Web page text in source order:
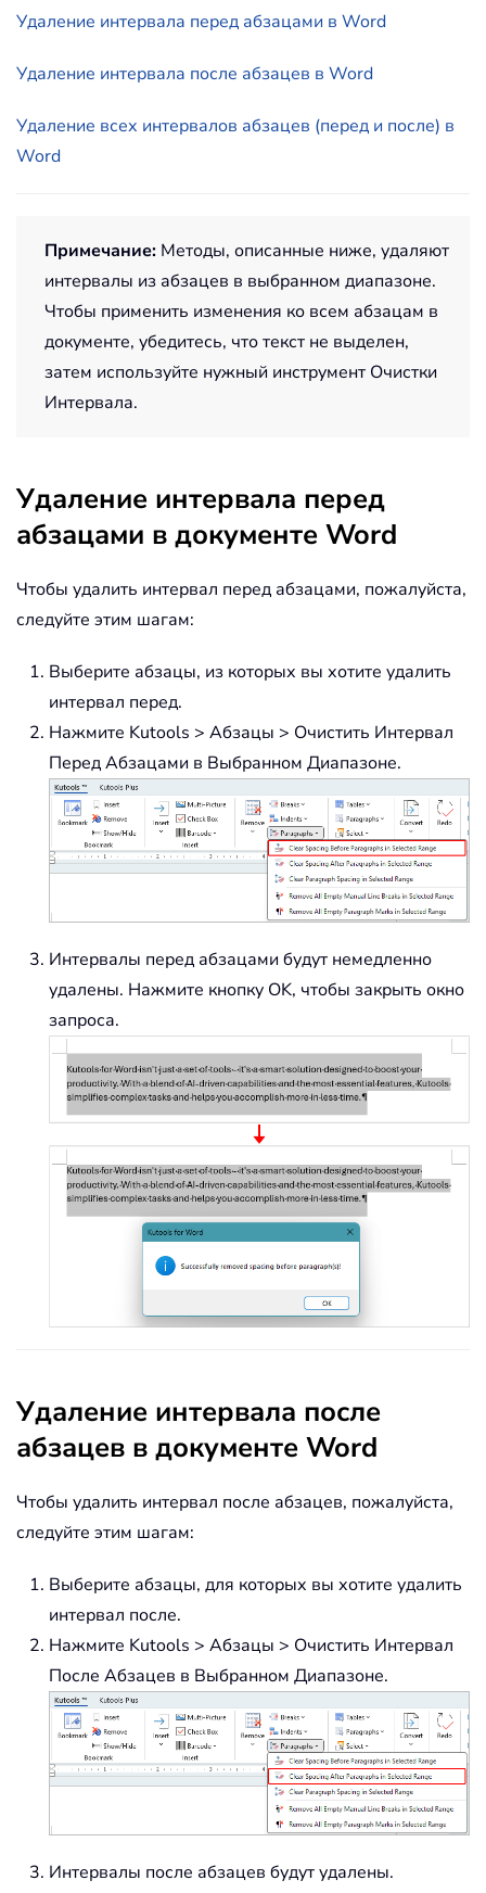
Удаление интервала перед абзацами в Word
Удаление интервала после абзацев в Word
Удаление всех интервалов абзацев (перед и после) в
Word
Примечание: Методы, описанные ниже, удаляют
интервалы из абзацев в выбранном диапазоне.
Чтобы применить изменения ко всем абзацам в
документе, убедитесь, что текст не выделен,
затем используйте нужный инструмент Очистки
Интервала.
Удаление интервала перед
абзацами в документе Word
Чтобы удалить интервал перед абзацами, пожалуйста,
следуйте этим шагам:
Выберите абзацы, из которых вы хотите удалить
интервал перед.
Нажмите Kutools > Абзацы > Очистить Интервал
Перед Абзацами в Выбранном Диапазоне.
Интервалы перед абзацами будут немедленно
удалены. Нажмите кнопку OK, чтобы закрыть окно
запроса.
Удаление интервала после
абзацев в документе Word
Чтобы удалить интервал после абзацев, пожалуйста,
следуйте этим шагам:
Выберите абзацы, для которых вы хотите удалить
интервал после.
Нажмите Kutools > Абзацы > Очистить Интервал
После Абзацев в Выбранном Диапазоне.
Интервалы после абзацев будут удалены.